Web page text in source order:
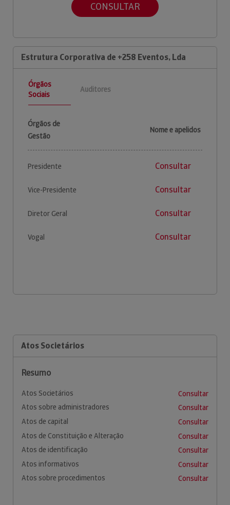
CONSULTAR
Estrutura Corporativa de +258 Eventos, Lda
Órgãos
Sociais
Auditores
Órgãos de
Gestão
Nome e apelidos
Presidente Consultar
Vice-Presidente Consultar
Diretor Geral Consultar
Vogal Consultar
Atos Societários
Resumo
Atos Societários
Consultar
Atos sobre administradores
Consultar
Atos de capital
Consultar
Atos de Constituição e Alteração
Consultar
Atos de identificação
Consultar
Atos informativos
Consultar
Atos sobre procedimentos
Consultar